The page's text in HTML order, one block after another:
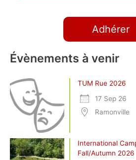
Adhérer
Évènements à venir
TUM Rue 2026
17 Sep 26
Ramonville
International
Fall/Autumn 2026